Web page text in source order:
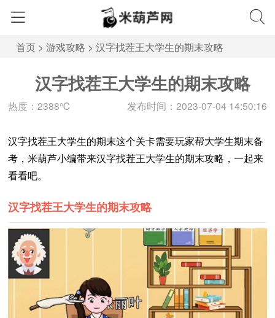
首页 > 游戏攻略 > 汉字找茬王大学生的期末攻略
汉字找茬王大学生的期末攻略
热度：2388℃ 发布时间：2023-07-04 14:50:16
汉字找茬王大学生的期末这个关卡需要玩家帮大学生期末备
考，米葫芦小编带来汉字找茬王大学生的期末攻略，一起来
看看吧。
汉字找茬王大学生的期末攻略